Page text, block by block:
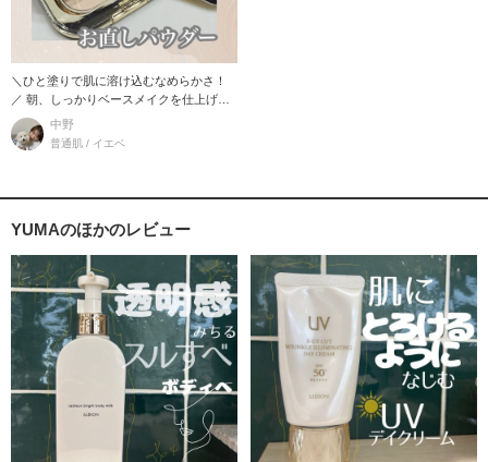
＼ひと塗りで肌に溶け込むなめらかさ！
／ 朝、しっかりベースメイクを仕上げて
も、日中の気温
中野
普通肌 / イエベ
YUMAのほかのレビュー